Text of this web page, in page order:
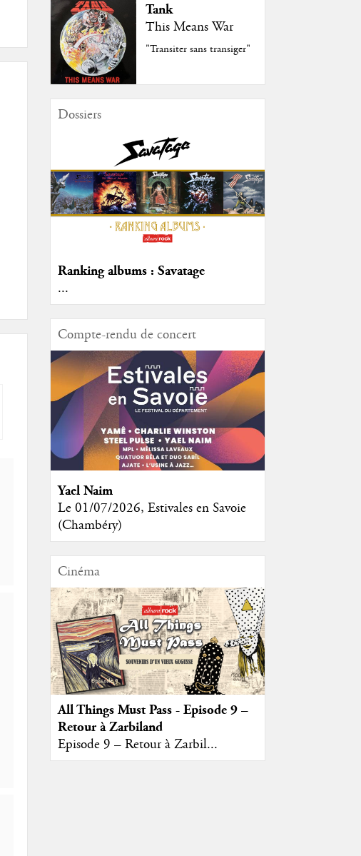
Tank
This Means War
"Transiter sans transiger"
Dossiers
Ranking albums : Savatage
...
Compte-rendu de concert
Yael Naim
Le 01/07/2026, Estivales en Savoie
(Chambéry)
Cinéma
All Things Must Pass - Episode 9 –
Retour à Zarbiland
Episode 9 – Retour à Zarbil...